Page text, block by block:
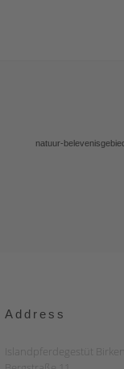
natuur-
Address
Islandpferdegestüt